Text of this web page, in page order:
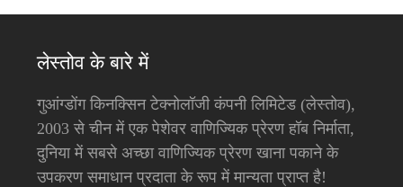
लेस्तोव के बारे में
गुआंग्डोंग किनक्सिन टेक्नोलॉजी कंपनी लिमिटेड (लेस्तोव),
2003 से चीन में एक पेशेवर वाणिज्यिक प्रेरण हॉब निर्माता,
दुनिया में सबसे अच्छा वाणिज्यिक प्रेरण खाना पकाने के
उपकरण समाधान प्रदाता के रूप में मान्यता प्राप्त है!